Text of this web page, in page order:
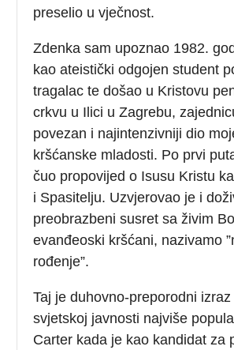
preselio u vječnost.
Zdenka sam upoznao 1982.
kao ateistički odgojen student
tragalac te došao u Kristovu
crkvu u Ilici u Zagrebu,
povezan i najintenzivniji dio
kršćanske mladosti. Po prvi
čuo propovijed o Isusu Kristu
i Spasitelju. Uzvjerovao je i
preobrazbeni susret sa živim
evanđeoski kršćani, nazivamo
rođenje”.
Taj je duhovno-preporodni izraz
svjetskoj javnosti najviše
Carter kada je kao kandidat za